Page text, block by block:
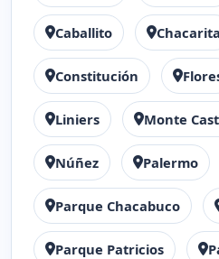
Caballito Chacarita
Constitución
Liniers Monte
Núñez Palermo
Parque Chacabuco
Parque Patricios